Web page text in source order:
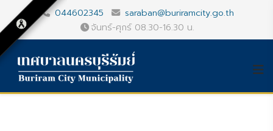
044602345
saraban@buriramcity.go.th
จันทร์-ศุกร์ 08.30-16.30 น.